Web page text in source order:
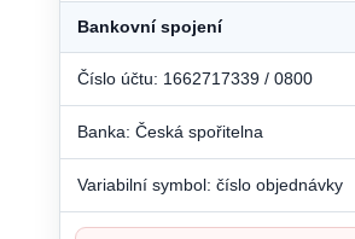
Bankovní spojení
Číslo účtu: 1662717339 / 0800
Banka: Česká spořitelna
Variabilní symbol: číslo objednávky